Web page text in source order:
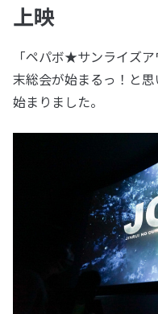
上映
「ペパボ★サンライズ
末総会が始まるっ！と
始まりました。